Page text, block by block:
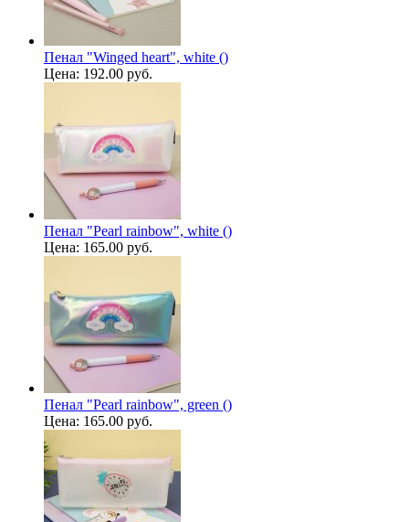
Пенал "Winged heart", white ()
Цена: 192.00 руб.
Пенал "Pearl rainbow", white ()
Цена: 165.00 руб.
Пенал "Pearl rainbow", green ()
Цена: 165.00 руб.